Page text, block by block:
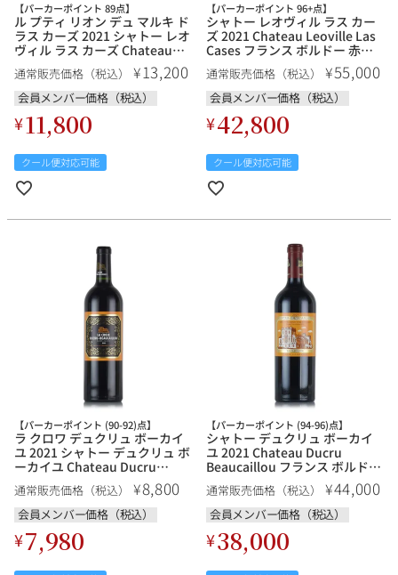
【パーカーポイント 89点】
ル プティ リオン デュ マルキ ド
ラス カーズ 2021 シャトー レオ
ヴィル ラス カーズ Chateau
Leoville Las Cases Le Petit
Lion du Marquis de Las Cases
フランス ボルドー 赤ワイン
通常販売価格（税込） ¥13,200
会員メンバー価格（税込）
¥11,800
クール便対応可能
【パーカーポイント 96+点】
シャトー レオヴィル ラス カー
ズ 2021 Chateau Leoville Las
Cases フランス ボルドー 赤ワ
イン
通常販売価格（税込） ¥55,000
会員メンバー価格（税込）
¥42,800
クール便対応可能
【パーカーポイント (90-92)点】
ラ クロワ デュクリュ ボーカイ
ユ 2021 シャトー デュクリュ ボ
ーカイユ Chateau Ducru
Beaucaillou La Croix Ducru
Beaucaillou フランス ボルドー
赤ワイン
通常販売価格（税込） ¥8,800
会員メンバー価格（税込）
¥7,980
【パーカーポイント (94-96)点】
シャトー デュクリュ ボーカイ
ユ 2021 Chateau Ducru
Beaucaillou フランス ボルドー
赤ワイン
通常販売価格（税込） ¥44,000
会員メンバー価格（税込）
¥38,000